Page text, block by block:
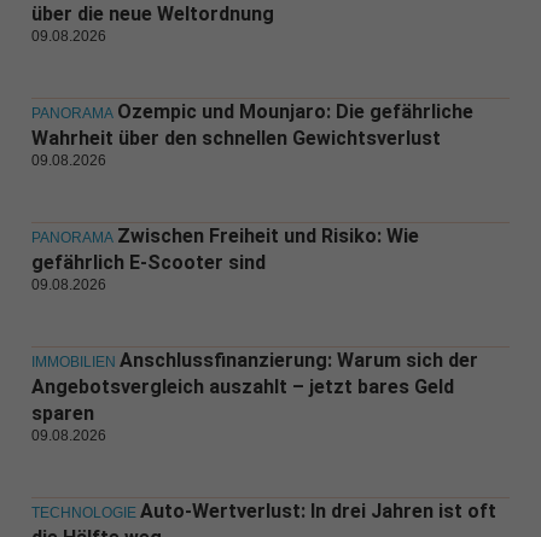
über die neue Weltordnung
09.08.2026
PANORAMA Ozempic und Mounjaro: Die gefährliche
Wahrheit über den schnellen Gewichtsverlust
09.08.2026
PANORAMA Zwischen Freiheit und Risiko: Wie
gefährlich E-Scooter sind
09.08.2026
IMMOBILIEN Anschlussfinanzierung: Warum sich der
Angebotsvergleich auszahlt – jetzt bares Geld
sparen
09.08.2026
TECHNOLOGIE Auto-Wertverlust: In drei Jahren ist oft